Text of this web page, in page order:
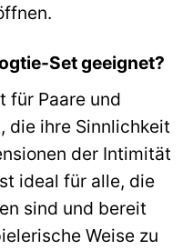
Set geeignet?
für Paare und
die ihre Sinnlichkeit
der Intimität
ideal für alle, die
sind und bereit
Weise zu